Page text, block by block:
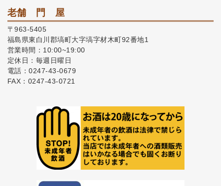
老舗 門 屋
〒963-5405
福島県東白川郡塙町大字塙字材木町92番地1
営業時間：10:00~19:00
定休日：毎週日曜日
電話：0247-43-0679
FAX：0247-43-0721